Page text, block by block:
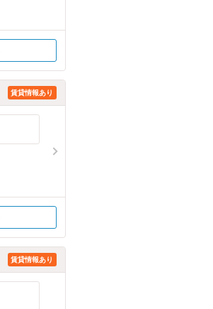
賃貸情報あり
賃貸情報あり